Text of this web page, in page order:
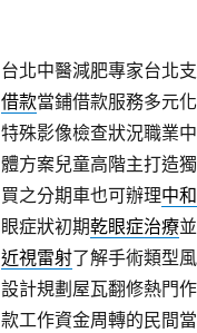
台北中醫減肥專家台北
借款當鋪借款服務多元
特殊影像檢查狀況職業
體方案兒童高階主打造
買之分期車也可辦理中
眼症狀初期乾眼症治療
近視雷射了解手術類型
設計規劃屋瓦翻修熱門
款工作資金周轉的民間